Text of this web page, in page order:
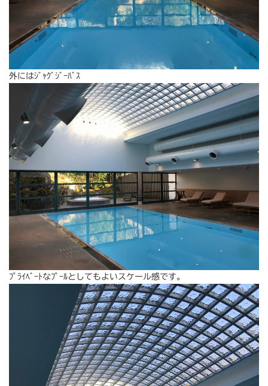
外にはｼﾞｬｸﾞｼﾞｰﾊﾞｽ
ﾌﾟﾗｲﾍﾞｰﾄなﾌﾟｰﾙとしてもよいスケール感です。